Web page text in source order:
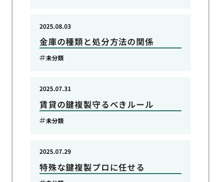
金庫の種類と処分方法の関係
2025.08.03
未分類
賃貸の鍵複製守るべきルール
2025.07.31
未分類
特殊な鍵複製プロに任せる
2025.07.29